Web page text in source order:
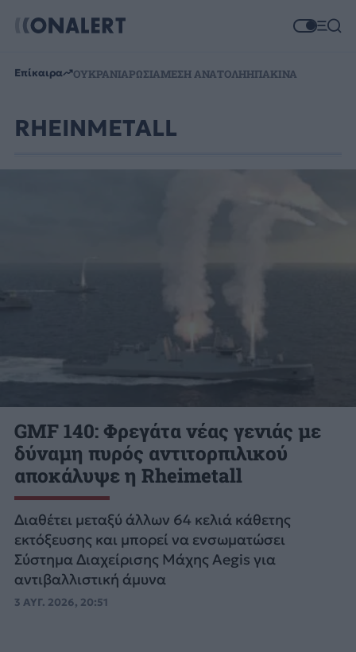
Επίκαιρα ΟΥΚΡΑΝΙΑΡΩΣΙΑΜΕΣΗ ΑΝΑΤΟΛΗΗΠΑΚΙΝΑ
RHEINMETALL
GMF 140: Φρεγάτα νέας γενιάς με
δύναμη πυρός αντιτορπιλικού
αποκάλυψε η Rheimetall
Διαθέτει μεταξύ άλλων 64 κελιά κάθετης
εκτόξευσης και μπορεί να ενσωματώσει
Σύστημα Διαχείρισης Μάχης Aegis για
αντιβαλλιστική άμυνα
3 ΑΥΓ. 2026, 20:51